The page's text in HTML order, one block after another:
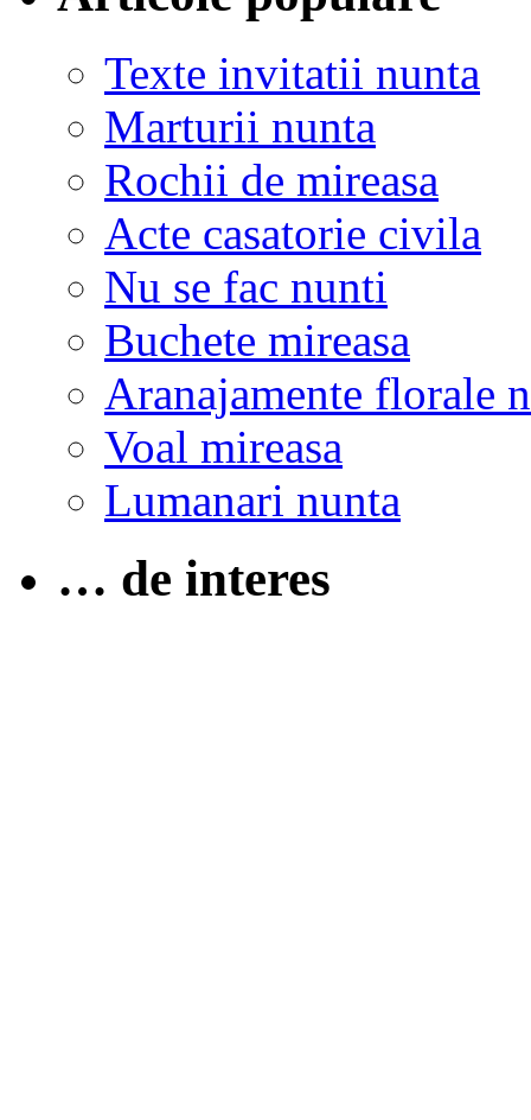
Texte invitatii nunta
Marturii nunta
Rochii de mireasa
Acte casatorie civila
Nu se fac nunti
Buchete mireasa
Aranajamente florale
Voal mireasa
Lumanari nunta
… de interes